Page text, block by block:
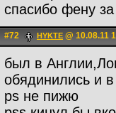
спасибо фену
#72 HYKTE @ 10.08.11
был в
обядинились и
ps не пижю